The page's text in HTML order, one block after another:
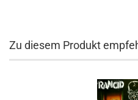
Zu diesem Produkt